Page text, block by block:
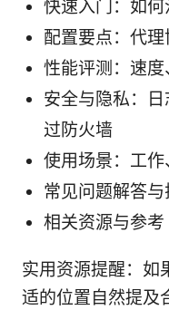
快速入门：如
配置要点：代
性能评测：速
安全与隐私：
过防火墙
使用场景：工
常见问题解答与
相关资源与参考
实用资源提醒：如
适的位置自然提及